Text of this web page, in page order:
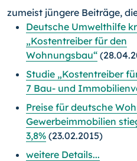
zumeist jüngere Beiträge,
Deutsche Umwelthilfe
„Kostentreiber für den
Wohnungsbau“
Studie „Kostentreiber
7 Bau- und
Preise für deutsche
Gewerbeimmobilien
3,8% (23.02.2015)
weitere Details...